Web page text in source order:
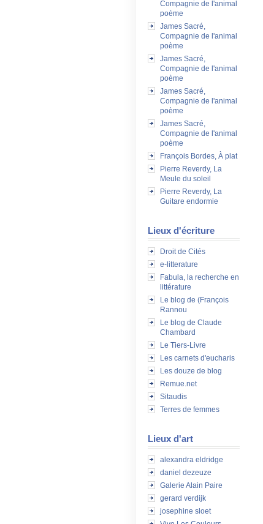
Compagnie de l'animal
poème
James Sacré,
Compagnie de l'animal
poème
James Sacré,
Compagnie de l'animal
poème
James Sacré,
Compagnie de l'animal
poème
James Sacré,
Compagnie de l'animal
poème
François Bordes, À plat
Pierre Reverdy, La
Meule du soleil
Pierre Reverdy, La
Guitare endormie
Lieux d'écriture
Droit de Cités
e-litterature
Fabula, la recherche en
littérature
Le blog de (François
Rannou
Le blog de Claude
Chambard
Le Tiers-Livre
Les carnets d'eucharis
Les douze de blog
Remue.net
Sitaudis
Terres de femmes
Lieux d'art
alexandra eldridge
daniel dezeuze
Galerie Alain Paire
gerard verdijk
josephine sloet